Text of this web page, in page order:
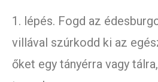
1. lépés. Fogd az
villával szúrkodd ki az
őket egy tányérra vagy